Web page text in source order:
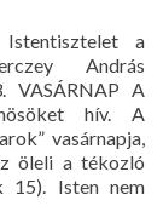
óra
a
András
VASÁRNAP A
hív. A
vasárnapja,
öleli a tékozló
15). Isten nem